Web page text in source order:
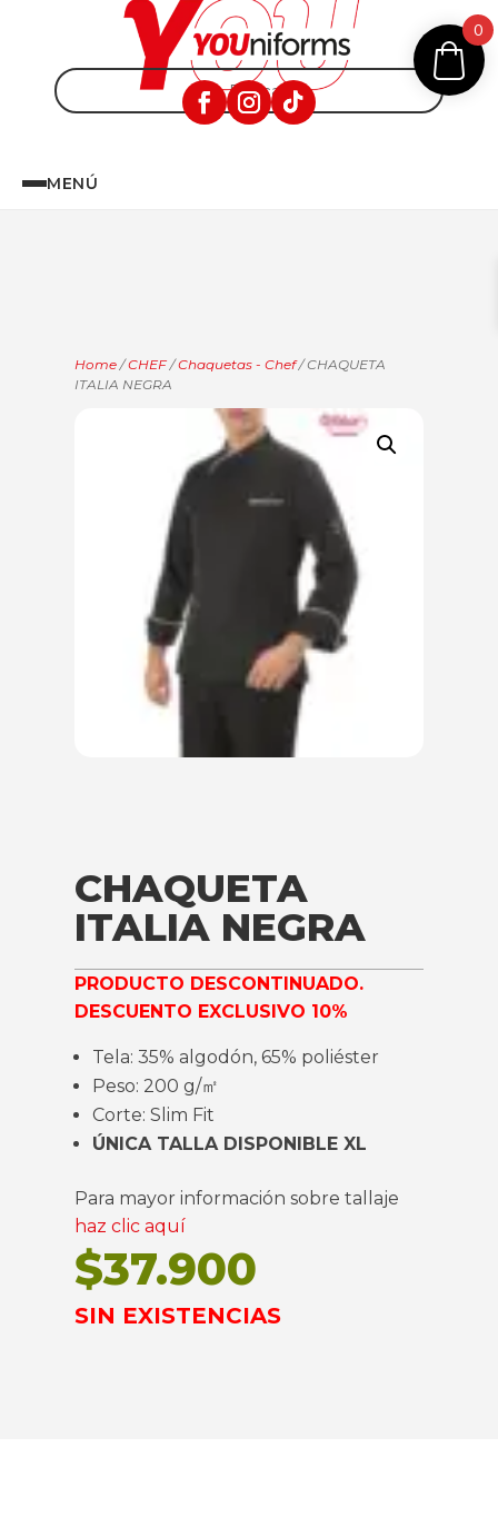
MENÚ
Home /CHEF /Chaquetas - Chef/ CHAQUETA
ITALIA NEGRA
CHAQUETA
ITALIA NEGRA
PRODUCTO DESCONTINUADO.
DESCUENTO EXCLUSIVO 10%
Tela: 35% algodón, 65% poliéster
Peso: 200 g/㎡
Corte: Slim Fit
ÚNICA TALLA DISPONIBLE XL
Para mayor información sobre tallaje
haz clic aquí
$37.900
SIN EXISTENCIAS
0